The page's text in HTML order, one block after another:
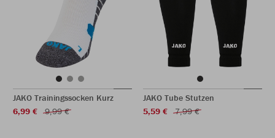
JAKO Trainingssocken Kurz
6,99 €
9,99 €
JAKO Tube Stutzen
5,59 €
7,99 €